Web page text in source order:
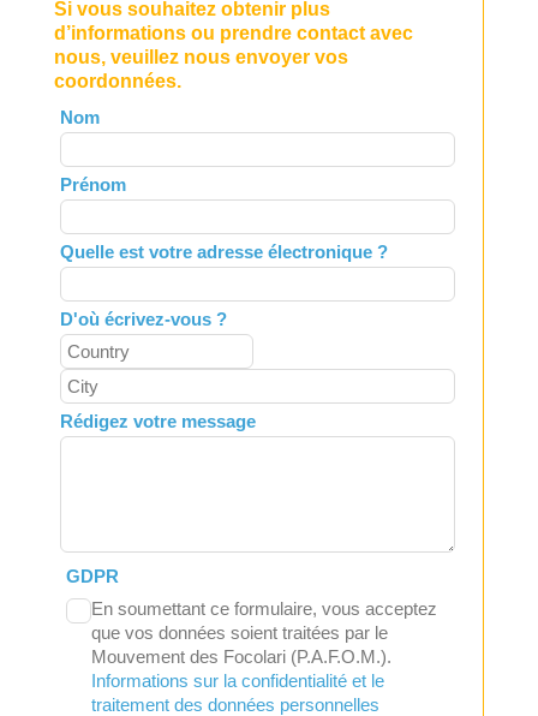
Si vous souhaitez obtenir plus
d’informations ou prendre contact avec
nous, veuillez nous envoyer vos
coordonnées.
Leave
this
field
blank
Nom
Prénom
Quelle est votre adresse électronique ?
D'où écrivez-vous ?
Rédigez votre message
GDPR
En soumettant ce formulaire, vous acceptez
que vos données soient traitées par le
Mouvement des Focolari (P.A.F.O.M.).
Informations sur la confidentialité et le
traitement des données personnelles